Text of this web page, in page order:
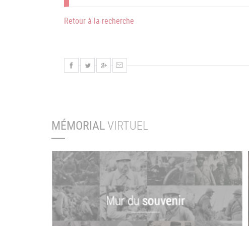
Retour à la recherche
MÉMORIALVIRTUEL